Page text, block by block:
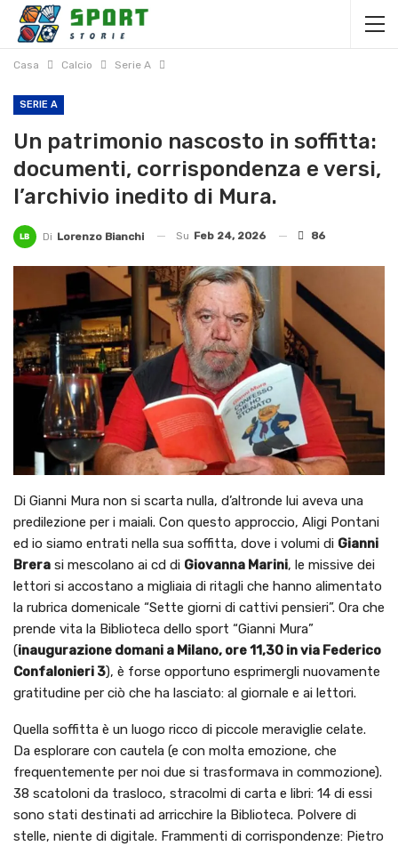
Casa Calcio Serie A
SERIE A
Un patrimonio nascosto in soffitta:
documenti, corrispondenza e versi,
l’archivio inedito di Mura.
Di Lorenzo Bianchi Su Feb 24, 2026 86
Di Gianni Mura non si scarta nulla, d’altronde lui aveva una
predilezione per i maiali. Con questo approccio, Aligi Pontani
ed io siamo entrati nella sua soffitta, dove i volumi di Gianni
Brera si mescolano ai cd di Giovanna Marini, le missive dei
lettori si accostano a migliaia di ritagli che hanno alimentato
la rubrica domenicale “Sette giorni di cattivi pensieri”. Ora che
prende vita la Biblioteca dello sport “Gianni Mura”
(inaugurazione domani a Milano, ore 11,30 in via Federico
Confalonieri 3), è forse opportuno esprimergli nuovamente
gratitudine per ciò che ha lasciato: al giornale e ai lettori.
Quella soffitta è un luogo ricco di piccole meraviglie celate.
Da esplorare con cautela (e con molta emozione, che
frequentemente per noi due si trasformava in commozione).
38 scatoloni da trasloco, stracolmi di carta e libri: 14 di essi
sono stati destinati ad arricchire la Biblioteca. Polvere di
stelle, niente di digitale. Frammenti di corrispondenze: Pietro